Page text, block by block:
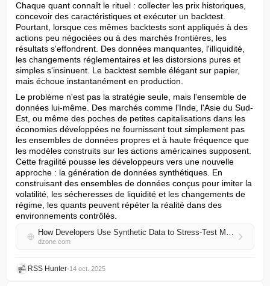
Chaque quant connaît le rituel : collecter les prix historiques,
concevoir des caractéristiques et exécuter un backtest.
Pourtant, lorsque ces mêmes backtests sont appliqués à des
actions peu négociées ou à des marchés frontières, les
résultats s'effondrent. Des données manquantes, l'illiquidité,
les changements réglementaires et les distorsions pures et
simples s'insinuent. Le backtest semble élégant sur papier,
mais échoue instantanément en production.
Le problème n'est pas la stratégie seule, mais l'ensemble de
données lui-même. Des marchés comme l'Inde, l'Asie du Sud-
Est, ou même des poches de petites capitalisations dans les
économies développées ne fournissent tout simplement pas
les ensembles de données propres et à haute fréquence que
les modèles construits sur les actions américaines supposent.
Cette fragilité pousse les développeurs vers une nouvelle
approche : la génération de données synthétiques. En
construisant des ensembles de données conçus pour imiter la
volatilité, les sécheresses de liquidité et les changements de
régime, les quants peuvent répéter la réalité dans des
environnements contrôlés.
How Developers Use Synthetic Data to Stress-Test Models in Noisy Markets
dzone.com
RSS Hunter•14 oct. 2025